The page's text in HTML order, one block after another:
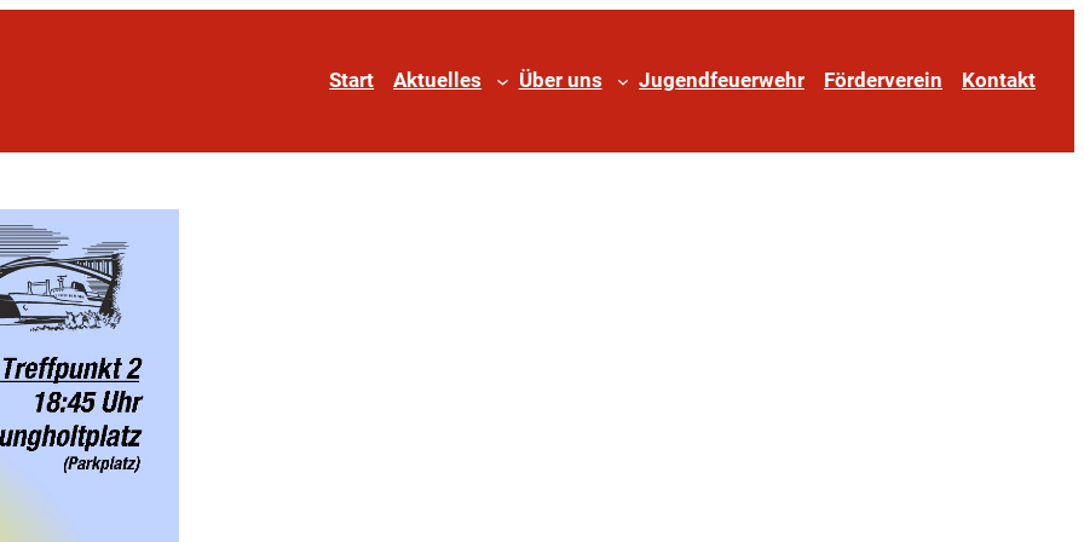
Start Aktuelles Über uns Jugendfeuerwehr Förderverein Kontakt